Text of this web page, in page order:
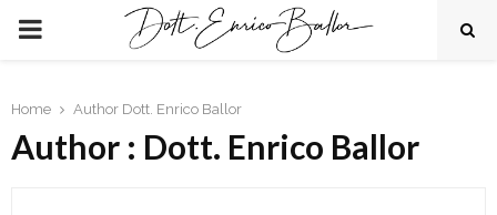
PRIMARY
Home Author Dott. Enrico Ballor
Author : Dott. Enrico Ballor